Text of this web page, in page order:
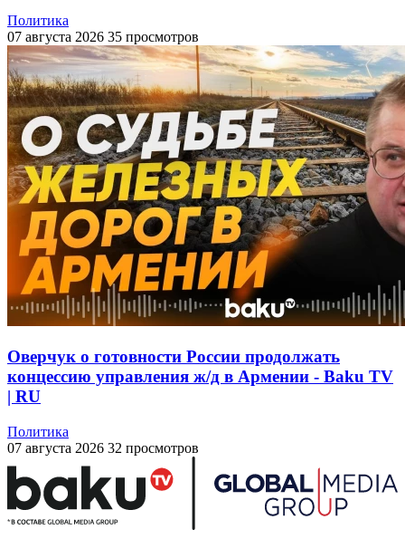
Политика
07 августа 2026 35 просмотров
Оверчук о готовности России продолжать
концессию управления ж/д в Армении - Baku TV
| RU
Политика
07 августа 2026 32 просмотров